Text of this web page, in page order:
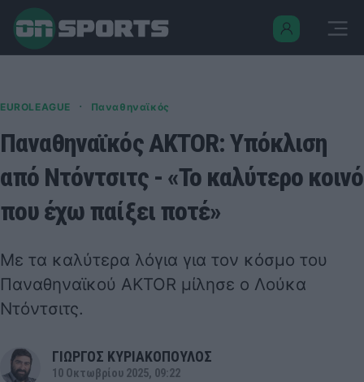
EUROLEAGUE · Παναθηναϊκός
Παναθηναϊκός AKTOR: Υπόκλιση
από Ντόντσιτς - «Το καλύτερο κοινό
που έχω παίξει ποτέ»
Με τα καλύτερα λόγια για τον κόσμο του
Παναθηναϊκού AKTOR μίλησε ο Λούκα
Ντόντσιτς.
ΓΙΩΡΓΟΣ ΚΥΡΙΑΚΟΠΟΥΛΟΣ
10 Οκτωβρίου 2025, 09:22